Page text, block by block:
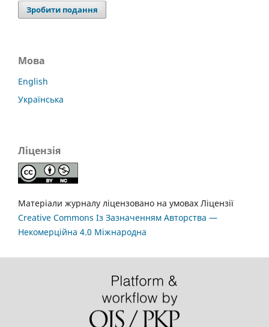
Зробити подання
Мова
English
Українська
Ліцензія
Матеріали журналу ліцензовано на умовах Ліцензії
Creative Commons Із Зазначенням Авторства —
Некомерційна 4.0 Міжнародна